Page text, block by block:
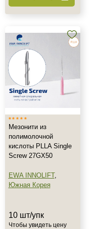
Мезонити из
полимолочной
кислоты PLLA Single
Screw 27GX50
EWA INNOLIFT,
Южная Корея
10 шт/упк
Чтобы увидеть цену